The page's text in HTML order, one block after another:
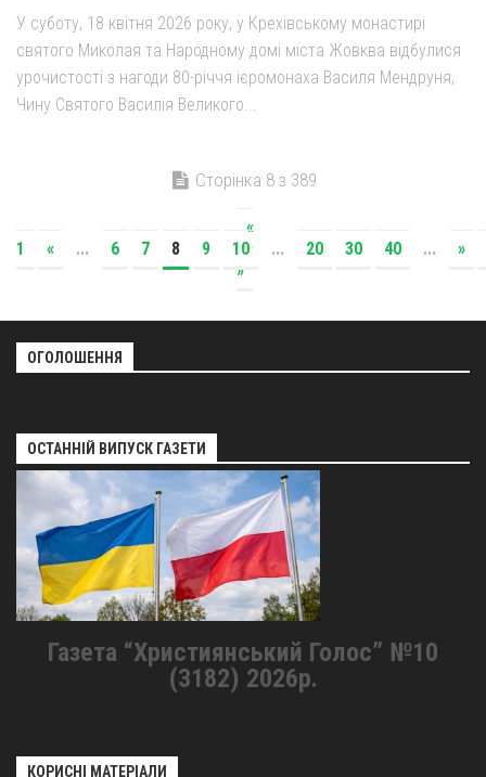
У суботу, 18 квітня 2026 року, у Крехівському монастирі
святого Миколая та Народному домі міста Жовква відбулися
урочистості з нагоди 80-річчя ієромонаха Василя Мендруня,
Чину Святого Василія Великого...
Сторінка 8 з 389
«
1
« ... 6 7 8 9 10 ... 20 30 40 ...
»
»
ОГОЛОШЕННЯ
ОСТАННІЙ ВИПУСК ГАЗЕТИ
Газета “Християнський Голос” №10
(3182) 2026р.
КОРИСНІ МАТЕРІАЛИ